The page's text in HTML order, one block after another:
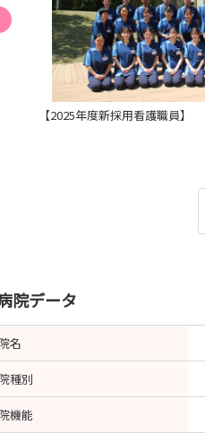
【2025年度新採用看護職員】
院データ
名
種別
機能